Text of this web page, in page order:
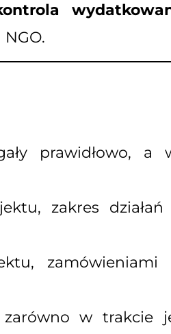
prawidłowo, a
zakres
zamówieniami
w trakcie